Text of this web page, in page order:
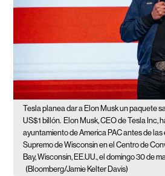
Tesla planea dar a Elon Musk un paquete
US$1 billón. Elon Musk, CEO de Tesla Inc,
ayuntamiento de America PAC antes de las
Supremo de Wisconsin en el Centro de
Bay, Wisconsin, EE.UU., el domingo 30 de
(Bloomberg/Jamie Kelter Davis)